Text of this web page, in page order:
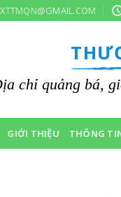
XTTMQN@GMAIL.COM
chỉ quảng bá,
GIỚI THIỆU THÔNG